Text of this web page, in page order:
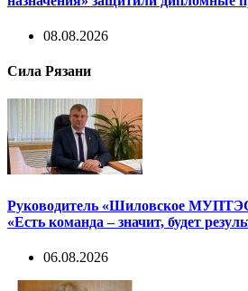
08.08.2026
Сила Рязани
Руководитель «Шиловское
«Есть команда – значит, будет
06.08.2026